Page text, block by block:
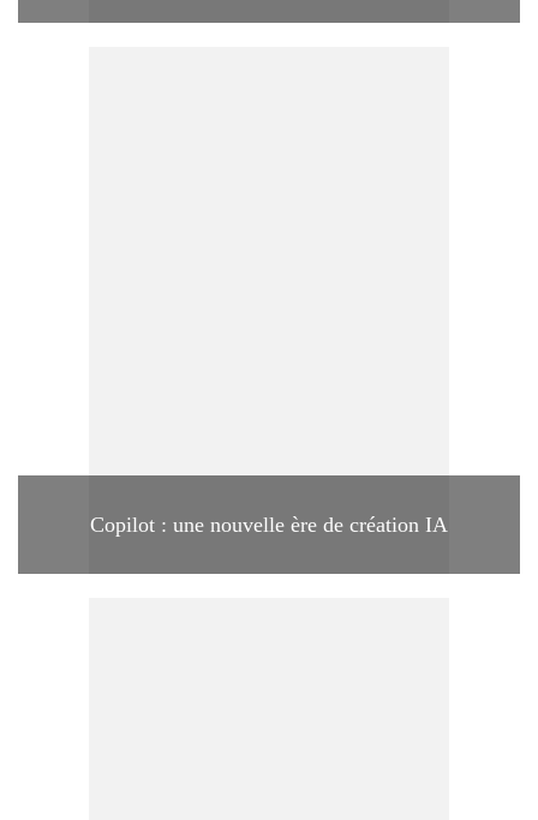
Copilot : une nouvelle ère de création IA